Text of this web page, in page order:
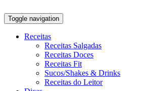
Toggle navigation
Receitas
Receitas Salgadas
Receitas Doces
Receitas Fit
Sucos/Shakes & Drinks
Receitas do Leitor